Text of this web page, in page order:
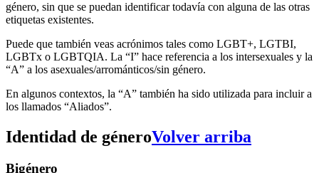
género, sin que se puedan identificar todavía con alguna de las otras
etiquetas existentes.
Puede que también veas acrónimos tales como LGBT+, LGTBI,
LGBTx o LGBTQIA. La “I” hace referencia a los intersexuales y la
“A” a los asexuales/arrománticos/sin género.
En algunos contextos, la “A” también ha sido utilizada para incluir a
los llamados “Aliados”.
Identidad de géneroVolver arriba
Bigénero